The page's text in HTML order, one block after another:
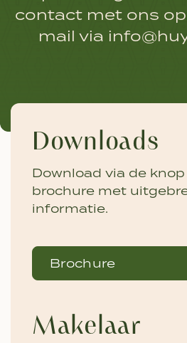
contact met ons
mail via
Downloads
Download via de
brochure met
informatie.
Brochure
Makelaar